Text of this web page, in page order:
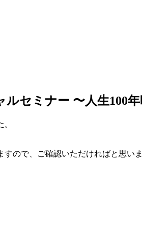
ルセミナー 〜人生100
ので、ご確認いただければと思いま